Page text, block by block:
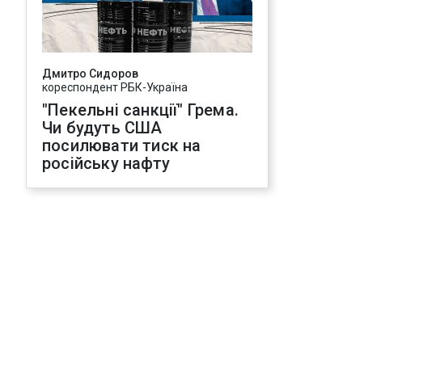
Дмитро Сидоров
кореспондент РБК-Україна
"Пекельні санкції" Грема.
Чи будуть США
посилювати тиск на
російську нафту